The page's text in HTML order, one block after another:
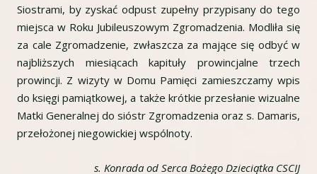
Siostrami, by zyskać odpust zupełny przypisany do tego
miejsca w Roku Jubileuszowym Zgromadzenia. Modliła się
za cale Zgromadzenie, zwłaszcza za mające się odbyć w
najbliższych miesiącach kapituły prowincjalne trzech
prowincji. Z wizyty w Domu Pamięci zamieszczamy wpis
do księgi pamiątkowej, a także krótkie przesłanie wizualne
Matki Generalnej do sióstr Zgromadzenia oraz s. Damaris,
przełożonej niegowickiej wspólnoty.
s. Konrada od Serca Bożego Dzieciątka CSCIJ